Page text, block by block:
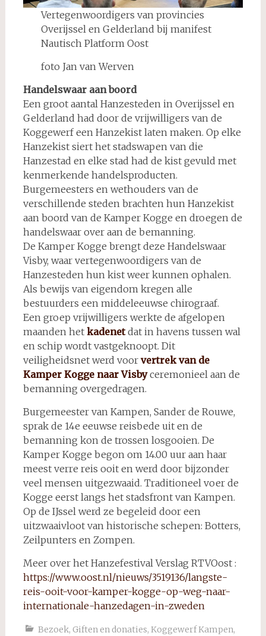
Vertegenwoordigers van provincies
Overijssel en Gelderland bij manifest
Nautisch Platform Oost
foto Jan van Werven
Handelswaar aan boord
Een groot aantal Hanzesteden in Overijssel en
Gelderland had door de vrijwilligers van de
Koggewerf een Hanzekist laten maken. Op elke
Hanzekist siert het stadswapen van die
Hanzestad en elke stad had de kist gevuld met
kenmerkende handelsproducten.
Burgemeesters en wethouders van de
verschillende steden brachten hun Hanzekist
aan boord van de Kamper Kogge en droegen de
handelswaar over aan de bemanning.
De Kamper Kogge brengt deze Handelswaar
Visby, waar vertegenwoordigers van de
Hanzesteden hun kist weer kunnen ophalen.
Als bewijs van eigendom kregen alle
bestuurders een middeleeuwse chirograaf.
Een groep vrijwilligers werkte de afgelopen
maanden het kadenetdat in havens tussen wal
en schip wordt vastgeknoopt. Dit
veiligheidsnet werd voor vertrek van de
Kamper Kogge naar Visbyceremonieel aan de
bemanning overgedragen.
Burgemeester van Kampen, Sander de Rouwe,
sprak de 14e eeuwse reisbede uit en de
bemanning kon de trossen losgooien. De
Kamper Kogge begon om 14.00 uur aan haar
meest verre reis ooit en werd door bijzonder
veel mensen uitgezwaaid. Traditioneel voer de
Kogge eerst langs het stadsfront van Kampen.
Op de IJssel werd ze begeleid door een
uitzwaaivloot van historische schepen: Botters,
Zeilpunters en Zompen.
Meer over het Hanzefestival Verslag RTVOost :
https://www.oost.nl/nieuws/3519136/langste-
reis-ooit-voor-kamper-kogge-op-weg-naar-
internationale-hanzedagen-in-zweden
Bezoek, Giften en donaties, Koggewerf Kampen,